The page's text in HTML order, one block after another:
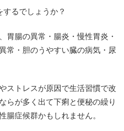
するでしょうか？
胃腸の異常・腸炎・慢性胃炎・
常・胆のうやすい臓の病気・尿
ストレスが原因で生活習慣で改
らが多く出て下痢と便秘の繰り
腸症候群かもしれません。